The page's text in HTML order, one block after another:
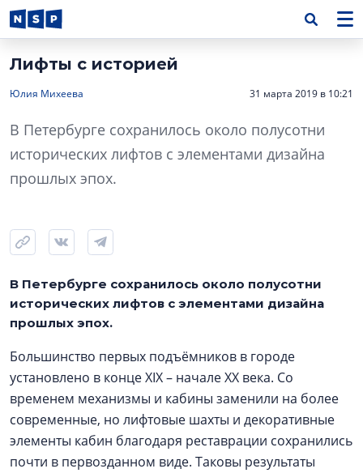
Лифты с историей
Юлия Михеева 31 марта 2019 в 10:21
В Петербурге сохранилось около полусотни
исторических лифтов с элементами дизайна
прошлых эпох.
В Петербурге сохранилось около полусотни
исторических лифтов с элементами дизайна
прошлых эпох.
Большинство первых подъёмников в городе
установлено в конце XIX – начале XX века. Со
временем механизмы и кабины заменили на более
современные, но лифтовые шахты и декоративные
элементы кабин благодаря реставрации сохранились
почти в первозданном виде. Таковы результаты